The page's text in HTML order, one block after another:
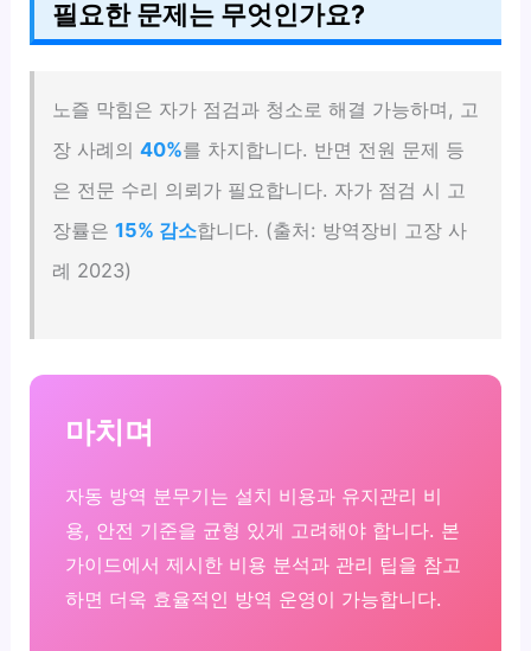
필요한 문제는 무엇인가요?
노즐 막힘은 자가 점검과 청소로 해결 가능하며, 고
장 사례의40%를 차지합니다. 반면 전원 문제 등
은 전문 수리 의뢰가 필요합니다. 자가 점검 시 고
장률은15% 감소합니다. (출처: 방역장비 고장 사
례 2023)
마치며
자동 방역 분무기는 설치 비용과 유지관리 비
용, 안전 기준을 균형 있게 고려해야 합니다. 본
가이드에서 제시한 비용 분석과 관리 팁을 참고
하면 더욱 효율적인 방역 운영이 가능합니다.